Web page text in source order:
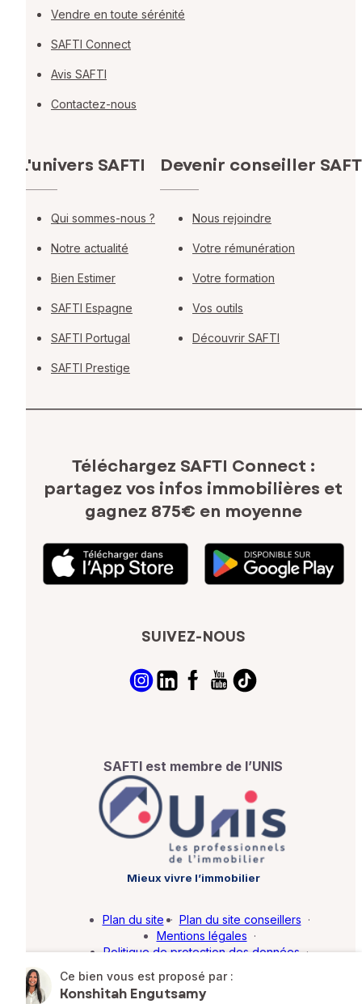
Ce bien vous est proposé par :
Konshitah Engutsamy
Vendre en toute sérénité
SAFTI Connect
Avis SAFTI
Contactez-nous
L'univers SAFTI
Qui sommes-nous ?
Notre actualité
Bien Estimer
SAFTI Espagne
SAFTI Portugal
SAFTI Prestige
Devenir conseiller
Nous rejoindre
Votre rémunération
Votre formation
Vos outils
Découvrir SAFTI
Téléchargez SAFTI Connect :
partagez vos infos immobilières et
gagnez 875€ en moyenne
SUIVEZ-NOUS
SAFTI est membre de l’UNIS
Mieux vivre l’immobilier
Plan du site · Plan du site conseillers ·
Mentions légales ·
Politique de protection des données ·